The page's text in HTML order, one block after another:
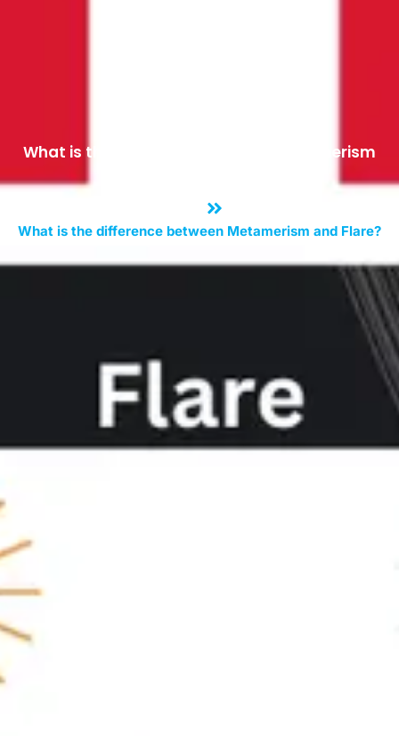
What is the difference between Metamerism
What is the difference between Metamerism and Flare?